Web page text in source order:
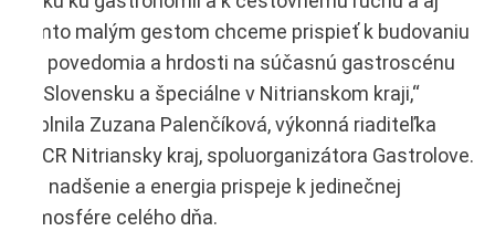
týmto malým gestom chceme prispieť k budovaniu
ich povedomia a hrdosti na súčasnú gastroscénu
na Slovensku a špeciálne v Nitrianskom kraji,“
doplnila Zuzana Palenčíková, výkonná riaditeľka
KOCR Nitriansky kraj, spoluorganizátora Gastrolove.
Ich nadšenie a energia prispeje k jedinečnej
atmosfére celého dňa.